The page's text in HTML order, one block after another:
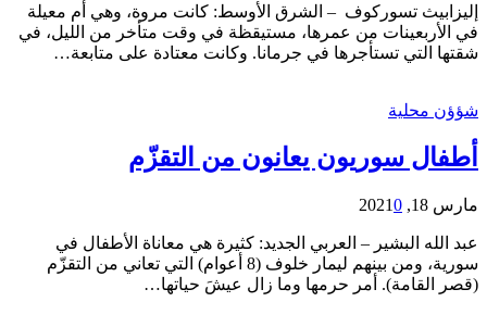
إليزابيث تسوركوف – الشرق الأوسط: كانت مروة، وهي أم معيلة
في الأربعينات من عمرها، مستيقظة في وقت متأخر من الليل، في
شقتها التي تستأجرها في جرمانا. وكانت معتادة على متابعة…
شؤؤن محلية
أطفال سوريون يعانون من التقزّم
مارس 18, 2021 0
عبد الله البشير – العربي الجديد: كثيرة هي معاناة الأطفال في
سورية، ومن بينهم ليمار خلوف (8 أعوام) التي تعاني من التقزّم
(قصر القامة). أمر حرمها وما زال عيشَ حياتها…